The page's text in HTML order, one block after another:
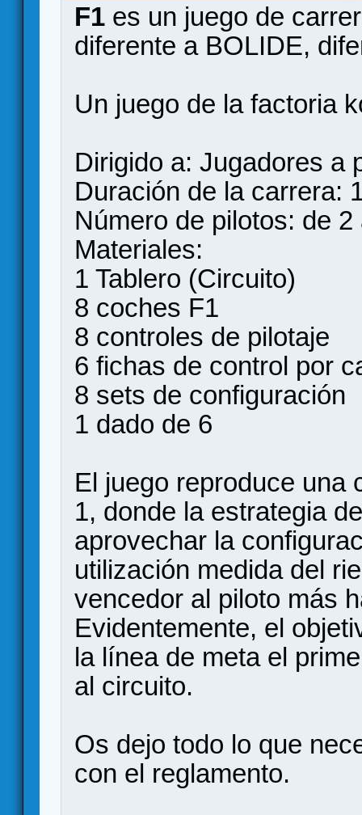
F1 es un juego de
diferente a BOLIDE,
Un juego de la factoria
Dirigido a: Jugadores a
Duración de la carrera:
Número de pilotos: de 2
Materiales:
1 Tablero (Circuito)
8 coches F1
8 controles de pilotaje
6 fichas de control por
8 sets de configuración
1 dado de 6
El juego reproduce una
1, donde la estrategia
aprovechar la
utilización medida del
vencedor al piloto más
Evidentemente, el
la línea de meta el
al circuito.
Os dejo todo lo que
con el reglamento.